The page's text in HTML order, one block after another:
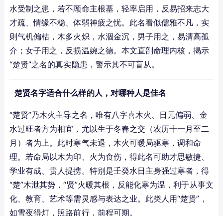
水受制之患，若不顾命主根基，轻率启用，反易招来志大
才疏、情缘不稳、体弱神疲之忧。此名看似儒雅不凡，实
则气机偏枯，木多火炽，水涸金沉，男子用之，易清高孤
介；女子用之，反损温婉之德。本文直剖命理内核，揭示
“楚贤”之名的真实隐患，警示其不可盲从。
楚贤名字适合什么样的人，对哪种人是佳名
“楚贤”乃木火主导之名，唯有八字喜木火、日元偏弱、金
水过旺者方为相宜，尤以生于冬春之交（农历十一月至二
月）者为上。此时寒气未退，木火可暖局驱寒，调和命
理。若命局以木为印、火为食伤，得此名可助才思敏捷、
学业有成、贵人提携。特别是壬癸水日主身强过寒者，得
“楚”木泄其势，“贤”火暖其根，反能化寒为温，利于从事文
化、教育、艺术等需灵感与表达之业。此类人用“楚贤”，
如雪夜得灯，照路前行，前程可期。